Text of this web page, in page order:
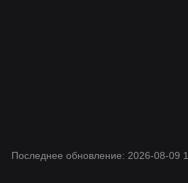
Последнее обновление: 2026-08-09